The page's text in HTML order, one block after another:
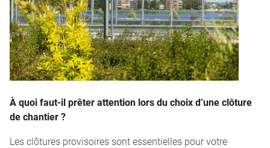
À quoi faut-il prêter attention lors du choix d’une clôture
de chantier ?
Les clôtures provisoires sont essentielles pour votre